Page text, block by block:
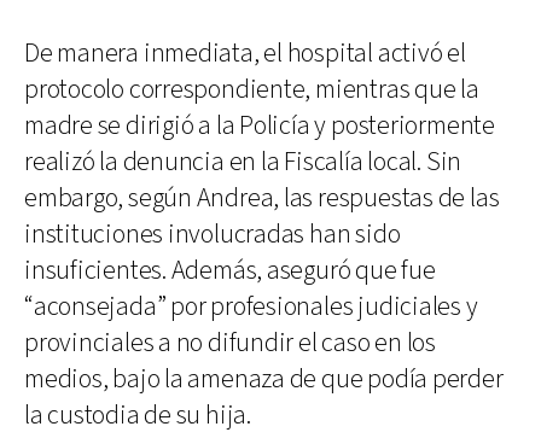
De manera inmediata, el hospital activó el
protocolo correspondiente, mientras que la
madre se dirigió a la Policía y posteriormente
realizó la denuncia en la Fiscalía local. Sin
embargo, según Andrea, las respuestas de las
instituciones involucradas han sido
insuficientes. Además, aseguró que fue
“aconsejada” por profesionales judiciales y
provinciales a no difundir el caso en los
medios, bajo la amenaza de que podía perder
la custodia de su hija.